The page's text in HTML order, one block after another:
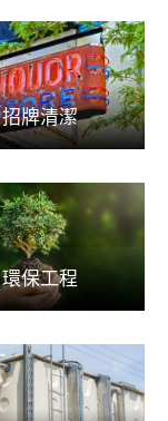
招牌清潔
環保工程